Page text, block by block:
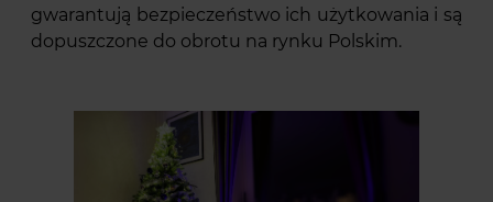
gwarantują bezpieczeństwo ich użytkowania i są
dopuszczone do obrotu na rynku Polskim.